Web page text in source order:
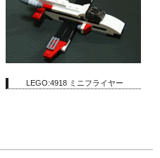
LEGO:4918 ミニフライヤー